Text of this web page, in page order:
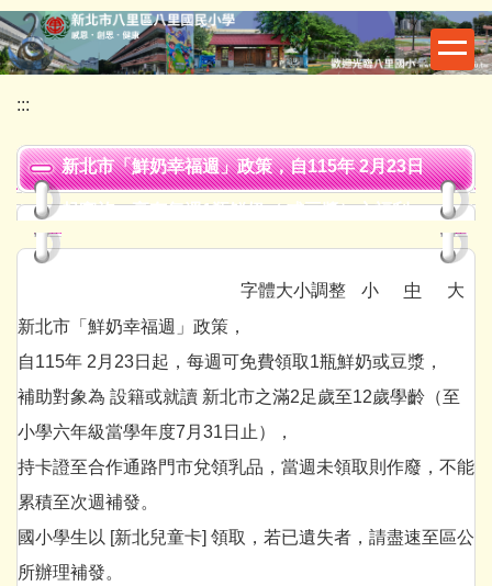
跳
到
主
容
區
:::
新北市「鮮奶幸福週」政策，自115年 2月23日
起實施，享有每週1瓶鮮奶（ 或豆漿）之福利。
字體大小調整 小 中
大
新北市「鮮奶幸福週」政策，
自115年 2月23日起，每週可免費領取1瓶鮮奶或豆漿，
補助對象為 設籍或就讀 新北市之滿2足歲至12歲學齡（至
小學六年級當學年度7月31日止），
持卡證至合作通路門市兌領乳品，當週未領取則作廢，不能
累積至次週補發。
國小學生以 [新北兒童卡] 領取，若已遺失者，請盡速至區公
所辦理補發。